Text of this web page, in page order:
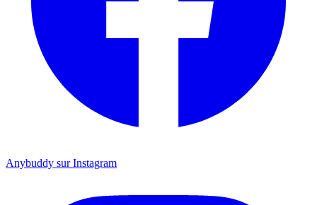
Anybuddy sur Instagram